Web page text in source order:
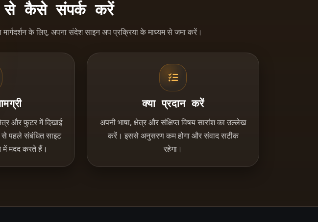
कैसे संपर्क करें
के लिए, अपना संदेश साइन अप प्रक्रिया के माध्यम से जमा करें।
और फुटर में दिखाई
पहले संबंधित साइट
में मदद करते हैं।
क्या प्रदान करें
अपनी भाषा, क्षेत्र और संक्षिप्त विषय सारांश का उल्लेख
करें। इससे अनुसरण कम होगा और संवाद सटीक
रहेगा।